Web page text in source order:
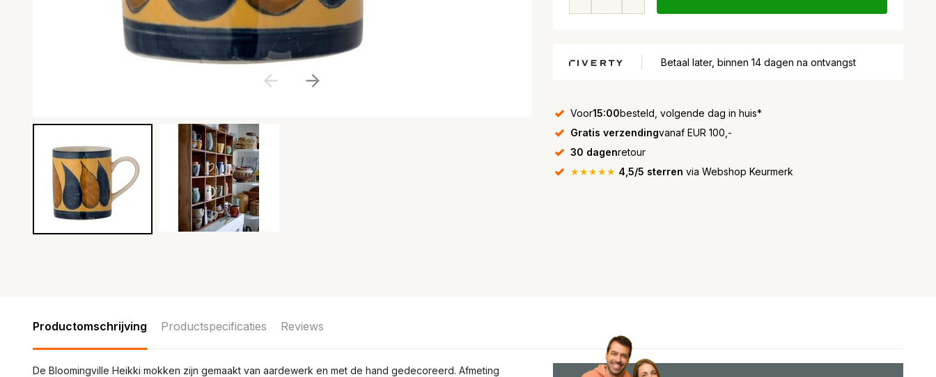
Betaal later, binnen 14 dagen na ontvangst
Voor15:00besteld, volgende dag in huis*
Gratis verzendingvanaf EUR 100,-
30 dagenretour
★★★★★ 4,5/5 sterren via Webshop Keurmerk
Productomschrijving Productspecificaties Reviews
De Bloomingville Heikki mokken zijn gemaakt van aardewerk en met de hand gedecoreerd. Afmeting